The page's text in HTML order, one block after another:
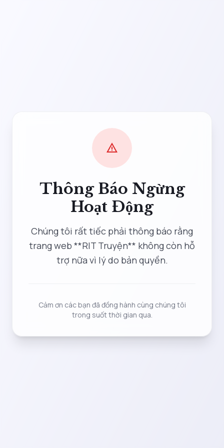
warning
Thông Báo Ngừng
Hoạt Động
Chúng tôi rất tiếc phải thông báo rằng
trang web **RIT Truyện** không còn hỗ
trợ nữa vì lý do bản quyền.
Cảm ơn các bạn đã đồng hành cùng chúng tôi
trong suốt thời gian qua.